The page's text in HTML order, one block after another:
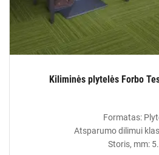
Kiliminės plytelės Forbo
Formatas:
Atsparumo dilimui
Storis, mm: